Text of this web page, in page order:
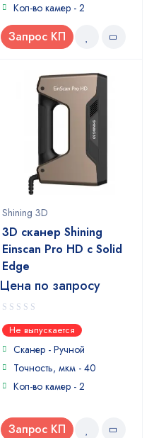
Кол-во камер - 2
Запрос КП
Shining 3D
3D сканер Shining
Einscan Pro HD с Solid
Edge
Цена по запросу
0
out
of
Не выпускается
Сканер - Ручной
Точность, мкм - 40
Кол-во камер - 2
Запрос КП